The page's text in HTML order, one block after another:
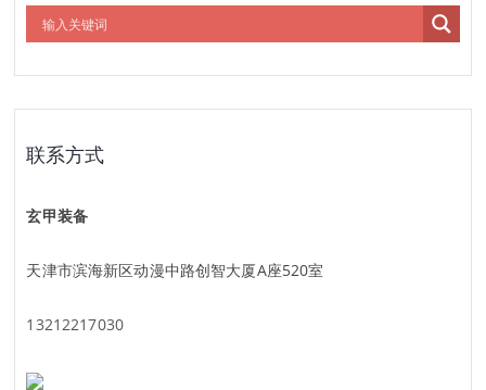
联系方式
玄甲装备
天津市滨海新区动漫中路创智大厦A座520室
13212217030